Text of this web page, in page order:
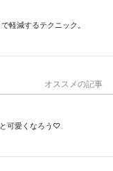
軽減するテクニック。
オススメの記事
可愛くなろう♡